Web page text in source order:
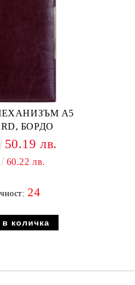
А5
БОРДО
50.19 лв.
60.22 лв.
24